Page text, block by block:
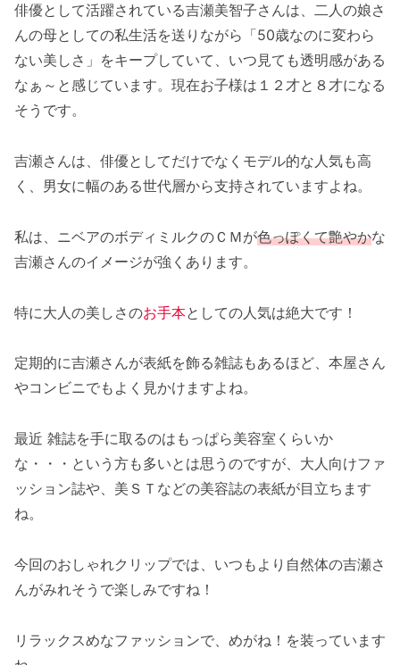
俳優として活躍されている吉瀬美智子さんは、二人の娘さ
んの母としての私生活を送りながら「50歳なのに変わら
ない美しさ」をキープしていて、いつ見ても透明感がある
なぁ～と感じています。現在お子様は１２才と８才になる
そうです。
吉瀬さんは、俳優としてだけでなくモデル的な人気も高
く、男女に幅のある世代層から支持されていますよね。
私は、ニベアのボディミルクのＣＭが色っぽくて艶やかな
吉瀬さんのイメージが強くあります。
特に大人の美しさのお手本としての人気は絶大です！
定期的に吉瀬さんが表紙を飾る雑誌もあるほど、本屋さん
やコンビニでもよく見かけますよね。
最近 雑誌を手に取るのはもっぱら美容室くらいか
な・・・という方も多いとは思うのですが、大人向けファ
ッション誌や、美ＳＴなどの美容誌の表紙が目立ちます
ね。
今回のおしゃれクリップでは、いつもより自然体の吉瀬さ
んがみれそうで楽しみですね！
リラックスめなファッションで、めがね！を装っています